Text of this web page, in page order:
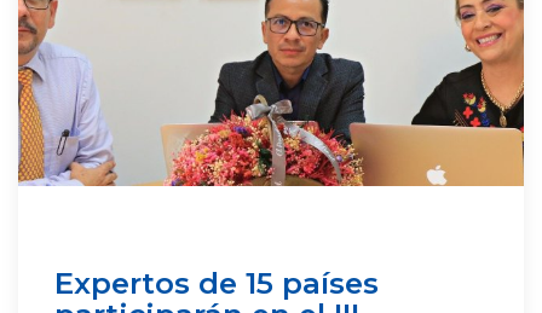
Expertos de 15 países